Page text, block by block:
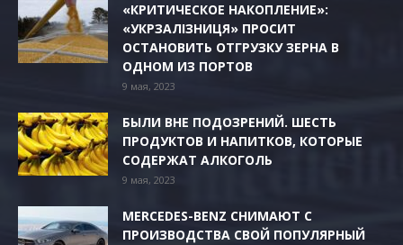
«КРИТИЧЕСКОЕ НАКОПЛЕНИЕ»:
«УКРЗАЛІЗНИЦЯ» ПРОСИТ
ОСТАНОВИТЬ ОТГРУЗКУ ЗЕРНА В
ОДНОМ ИЗ ПОРТОВ
9 мая, 2023
БЫЛИ ВНЕ ПОДОЗРЕНИЙ. ШЕСТЬ
ПРОДУКТОВ И НАПИТКОВ, КОТОРЫЕ
СОДЕРЖАТ АЛКОГОЛЬ
9 мая, 2023
MERCEDES-BENZ СНИМАЮТ С
ПРОИЗВОДСТВА СВОЙ ПОПУЛЯРНЫЙ